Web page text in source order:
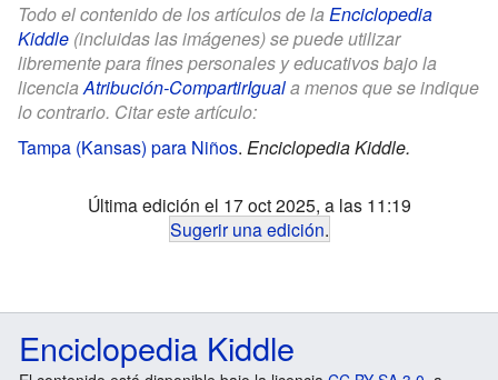
Todo el contenido de los artículos de la Enciclopedia
Kiddle (incluidas las imágenes) se puede utilizar
libremente para fines personales y educativos bajo la
licenciaAtribución-CompartirIguala menos que se indique
lo contrario. Citar este artículo:
Tampa (Kansas) para Niños. Enciclopedia Kiddle.
Última edición el 17 oct 2025, a las 11:19
Sugerir una edición.
Enciclopedia Kiddle